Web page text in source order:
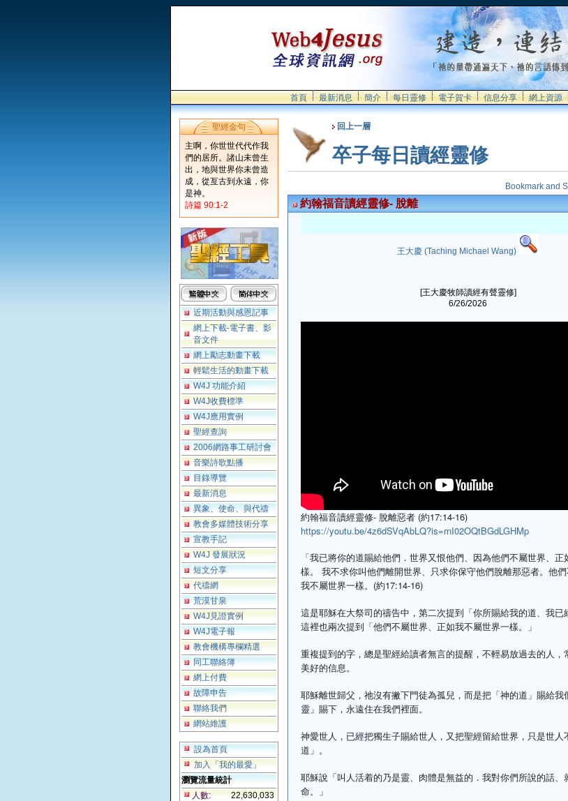
首頁 最新消息 簡介 每日靈修 電子賀卡 信息分享 網上資源
聖經金句
主啊，你世世代代作我
們的居所。諸山未曾生
出，地與世界你未曾造
成，從亙古到永遠，你
是神。
詩篇 90:1-2
近期活動與感恩記事
網上下載-電子書、影
音文件
網上勵志動畫下載
輕鬆生活的動畫下載
W4J 功能介紹
W4J收費標準
W4J應用實例
聖經查詢
2006網路事工研討會
音樂詩歌點播
目錄導覽
最新消息
異象、使命、與代禱
教會多媒體技術分享
宣教手記
W4J 發展狀況
短文分享
代禱網
荒漠甘泉
W4J見證實例
W4J電子報
教會機構專欄精選
同工聯絡簿
網上付費
故障申告
聯絡我們
網站維護
設為首頁
加入「我的最愛」
瀏覽流量統計
人數:
22,630,033
回上一層
卒子每日讀經靈修
約翰福音讀經靈修- 脫離
王大慶 (Taching Michael Wang)
[王大慶牧師讀經有聲靈修]
6/26/2026
約翰福音讀經靈修- 脫離惡者 (約17:14-16)
https://youtu.be/4z6dSVqAbLQ?is=rnI02OQtBGdLGHMp
「我已將你的道賜給他們．世界又恨他們、因為他們不屬世界、正
樣。 我不求你叫他們離開世界、只求你保守他們脫離那惡者。他
我不屬世界一樣。(約17:14-16)
這是耶穌在大祭司的禱告中，第二次提到「你所賜給我的道、我已
這裡也兩次提到「他們不屬世界、正如我不屬世界一樣。」
重複提到的字，總是聖經給讀者無言的提醒，不輕易放過去的人，
美好的信息。
耶穌離世歸父，祂沒有撇下門徒為孤兒，而是把「神的道」賜給我
靈」賜下，永遠住在我們裡面。
神愛世人，已經把獨生子賜給世人，又把聖經留給世界，只是世人
道」。
耶穌說「叫人活着的乃是靈、肉體是無益的．我對你們所說的話、
命。」